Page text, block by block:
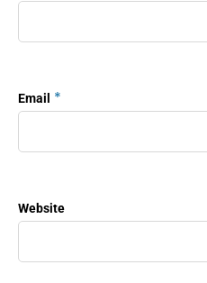
Email *
Website